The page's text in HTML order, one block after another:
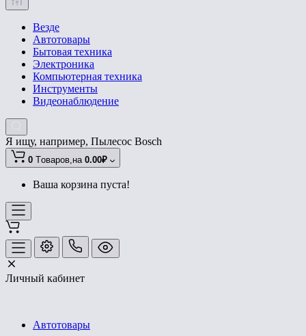
Везде
Автотовары
Бытовая техника
Электроника
Компьютерная техника
Инструменты
Видеонаблюдение
Я ищу, например, Пылесос Bosch
0 Tоваров,на 0.00₽
Ваша корзина пуста!
Личный кабинет
Автотовары